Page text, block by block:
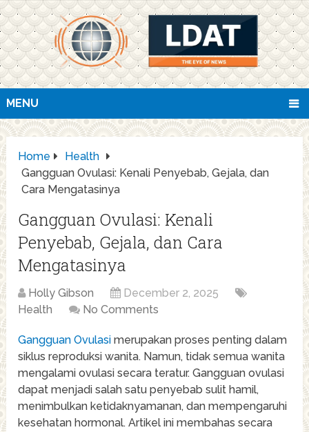
MENU
Home
Health
Gangguan Ovulasi: Kenali Penyebab, Gejala, dan
Cara Mengatasinya
Gangguan Ovulasi: Kenali
Penyebab, Gejala, dan Cara
Mengatasinya
Holly Gibson
December 2, 2025
Health
No Comments
Gangguan Ovulasi merupakan proses penting dalam
siklus reproduksi wanita. Namun, tidak semua wanita
mengalami ovulasi secara teratur. Gangguan ovulasi
dapat menjadi salah satu penyebab sulit hamil,
menimbulkan ketidaknyamanan, dan mempengaruhi
kesehatan hormonal. Artikel ini membahas secara